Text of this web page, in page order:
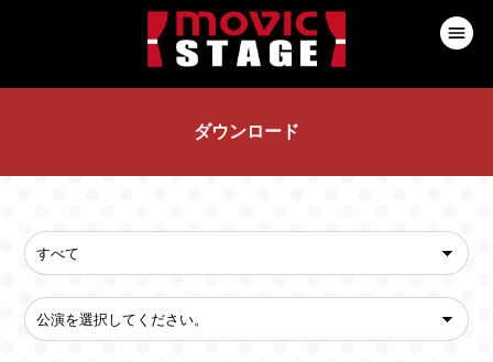
ダウンロード